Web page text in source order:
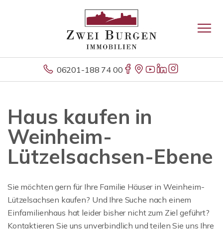
06201-188 74 00
Haus kaufen in
Weinheim-
Lützelsachsen-Ebene
Sie möchten gern für Ihre Familie Häuser in Weinheim-
Lützelsachsen kaufen? Und Ihre Suche nach einem
Einfamilienhaus hat leider bisher nicht zum Ziel geführt?
Kontaktieren Sie uns unverbindlich und teilen Sie uns Ihre